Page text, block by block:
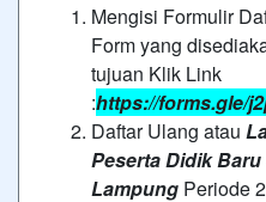
Mengisi Formulir
Form yang
tujuan Klik Link
:https://forms.gle/
Daftar Ulang atau
Peserta Didik Baru
Lampung Periode